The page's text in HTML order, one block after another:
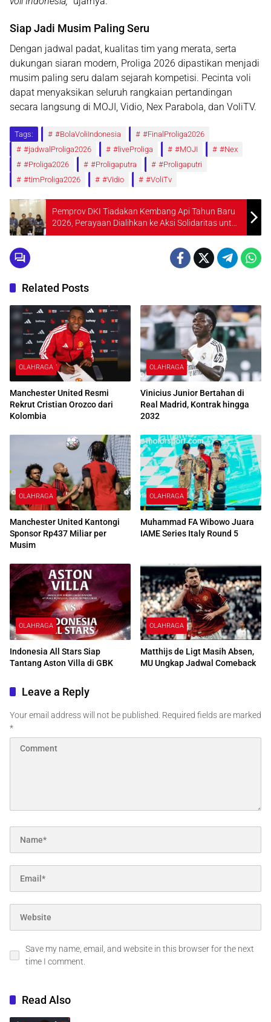
Siap Jadi Musim Paling Seru
Dengan jadwal padat, kualitas tim yang merata, serta
dukungan siaran modern, Proliga 2026 dipastikan menjadi
musim paling seru dalam sejarah kompetisi. Pecinta voli
dapat menyaksikan seluruh rangkaian pertandingan
secara langsung di MOJI, Vidio, Nex Parabola, dan VoliTV.
Tags: #BolaVoliIndonesia
#FinalProliga2026
#jadwalProliga2026
#liveProliga #MOJI
#Nex
#Proliga2026
#Proligaputra
#Proligaputri
#timProliga2026
#Vidio #VoliTv
Pemprov DKI Tiadakan Kembang Api Tahun Baru
2026, Perayaan Dialihkan ke Aksi Solidaritas untuk
Korban Bencana
Related Posts
OLAHRAGA
Manchester United Resmi
Rekrut Cristian Orozco dari
Kolombia
OLAHRAGA
Vinicius Junior Bertahan di
Real Madrid, Kontrak hingga
2032
OLAHRAGA
Manchester United Kantongi
Sponsor Rp437 Miliar per
Musim
OLAHRAGA
Muhammad FA Wibowo Juara
IAME Series Italy Round 5
OLAHRAGA
Indonesia All Stars Siap
Tantang Aston Villa di GBK
OLAHRAGA
Matthijs de Ligt Masih Absen,
MU Ungkap Jadwal Comeback
Leave a Reply
Your email address will not be published. Required fields are marked
*
Save my name, email, and website in this browser for the next
time I comment.
Read Also